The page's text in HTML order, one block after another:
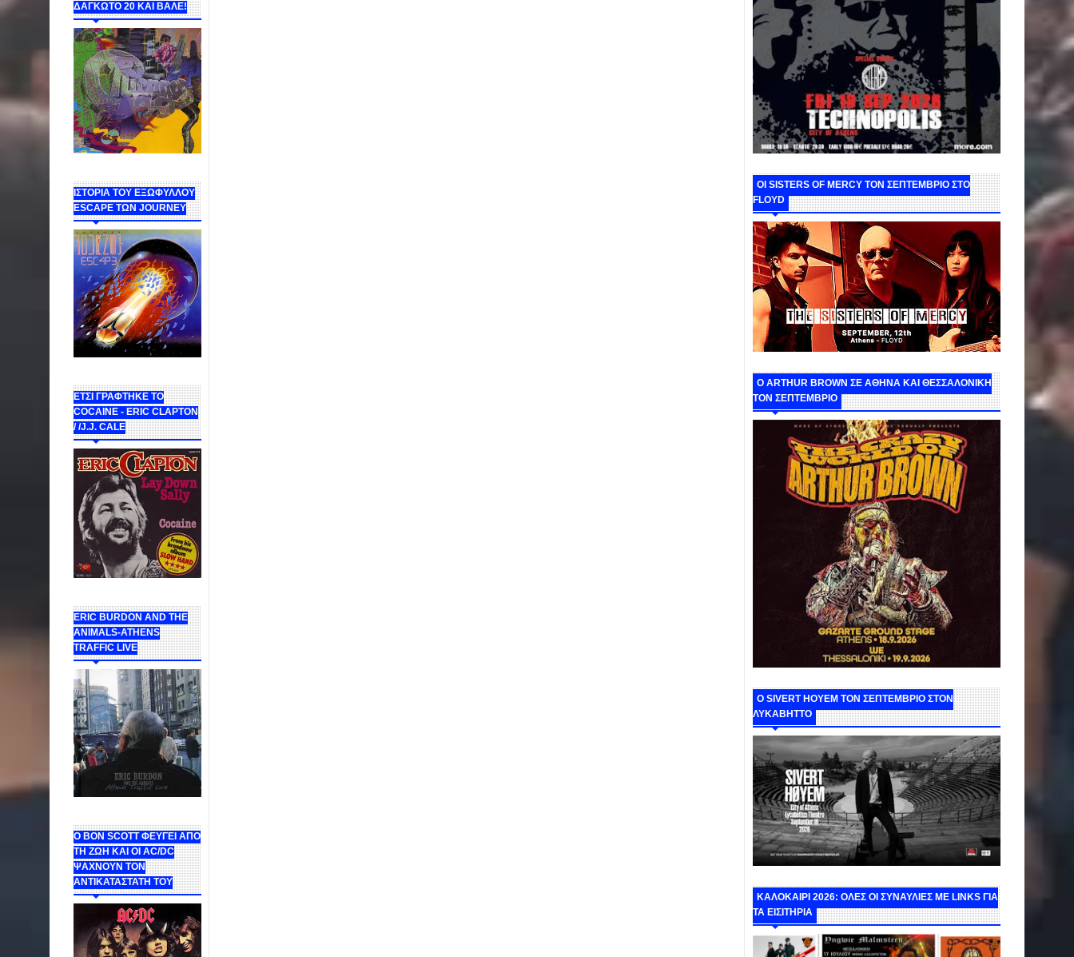
ΔΑΓΚΩΤΟ 20 ΚΑΙ ΒΑΛΕ!
ΙΣΤΟΡΙΑ ΤΟΥ ΕΞΩΦΥΛΛΟΥ
ESCAPE ΤΩΝ JOURNEY
ΕΤΣΙ ΓΡΑΦΤΗΚΕ ΤΟ
COCAINE - ERIC CLAPTON
/ /J.J. CALE
ERIC BURDON AND THE
ANIMALS-ATHENS
TRAFFIC LIVE
Ο BON SCOTT ΦΕΥΓΕΙ ΑΠΟ
ΤΗ ΖΩΗ ΚΑΙ ΟΙ AC/DC
ΨΑΧΝΟΥΝ ΤΟΝ
ΑΝΤΙΚΑΤΑΣΤΑΤΗ ΤΟΥ
ΟΙ SISTERS OF MERCY ΤΟΝ ΣΕΠΤΕΜΒΡΙΟ ΣΤΟ
FLOYD
O ARTHUR BROWN ΣΕ ΑΘΗΝΑ ΚΑΙ ΘΕΣΣΑΛΟΝΙΚΗ
ΤΟΝ ΣΕΠΤΕΜΒΡΙΟ
Ο SIVERT HOYEM ΤΟΝ ΣΕΠΤΕΜΒΡΙΟ ΣΤΟΝ
ΛΥΚΑΒΗΤΤΟ
ΚΑΛΟΚΑΙΡΙ 2026: ΟΛΕΣ ΟΙ ΣΥΝΑΥΛΙΕΣ ΜΕ LINKS ΓΙΑ
ΤΑ ΕΙΣΙΤΗΡΙΑ